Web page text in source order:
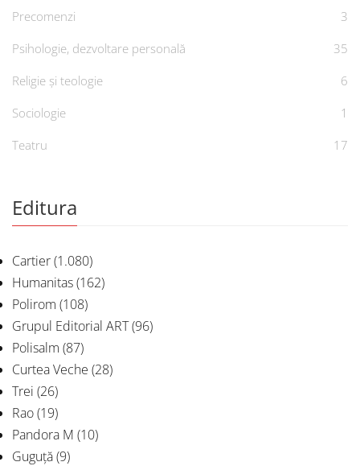
Precomenzi
3
Psihologie, dezvoltare personală
35
Religie și teologie
6
Sociologie
1
Teatru
17
Editura
Cartier(1.080)
Humanitas(162)
Polirom (108)
Grupul Editorial ART(96)
Polisalm (87)
Curtea Veche (28)
Trei (26)
Rao(19)
Pandora M (10)
Guguță(9)